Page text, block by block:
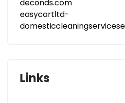
deconds.com
easycartltd-
Links